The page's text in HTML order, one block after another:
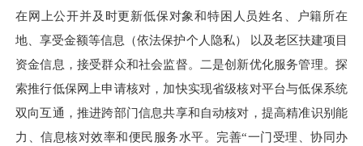
在网上公开并及时更新低保对象和特困人员姓名、户籍所在
地、享受金额等信息（依法保护个人隐私） 以及老区扶建项目
资金信息，接受群众和社会监督。二是创新优化服务管理。探
索推行低保网上申请核对，加快实现省级核对平台与低保系统
双向互通，推进跨部门信息共享和自动核对，提高精准识别能
力、信息核对效率和便民服务水平。完善“一门受理、协同办